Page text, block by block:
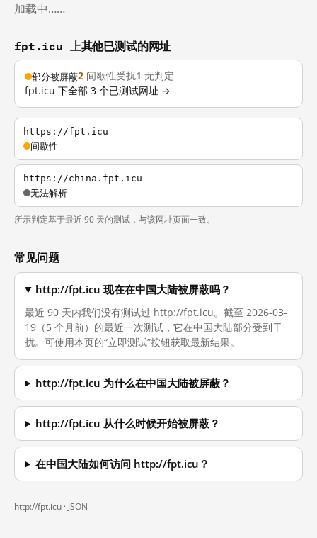
加载中……
fpt.icu 上其他已测试的网址
部分被屏蔽2 间歇性受扰1 无判定
fpt.icu 下全部 3 个已测试网址 →
https://fpt.icu
间歇性
https://china.fpt.icu
无法解析
所示判定基于最近 90 天的测试，与该网址页面一致。
常见问题
http://fpt.icu 现在在中国大陆被屏蔽吗？
最近 90 天内我们没有测试过 http://fpt.icu。截至 2026-03-
19（5 个月前）的最近一次测试，它在中国大陆部分受到干
扰。可使用本页的“立即测试”按钮获取最新结果。
http://fpt.icu 为什么在中国大陆被屏蔽？
http://fpt.icu 从什么时候开始被屏蔽？
在中国大陆如何访问 http://fpt.icu？
http://fpt.icu · JSON